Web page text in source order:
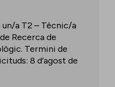
a T2 – Tècnic/a
Recerca de
Termini de
8 d’agost de